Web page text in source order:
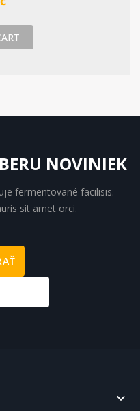
NOVINIEK
fermentované facilisis.
sit amet orci.
